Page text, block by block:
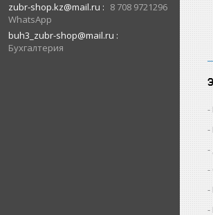
zubr-shop.kz@mail.ru
8 708 9721296
WhatsApp
buh3_zubr-shop@mail.ru
Бухгалтерия